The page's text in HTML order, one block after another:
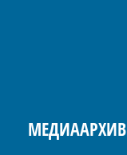
МЕДИААРХИВ